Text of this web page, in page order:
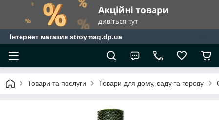
Інтернет магазин stroymag.dp.ua
Товари та послуги Товари для дому, саду та городу